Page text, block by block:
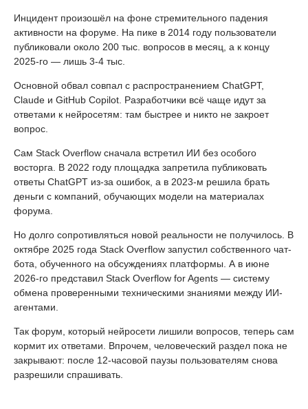
Инцидент произошёл на фоне стремительного падения
активности на форуме. На пике в 2014 году пользователи
публиковали около 200 тыс. вопросов в месяц, а к концу
2025-го — лишь 3-4 тыс.
Основной обвал совпал с распространением ChatGPT,
Claude и GitHub Copilot. Разработчики всё чаще идут за
ответами к нейросетям: там быстрее и никто не закроет
вопрос.
Сам Stack Overflow сначала встретил ИИ без особого
восторга. В 2022 году площадка запретила публиковать
ответы ChatGPT из-за ошибок, а в 2023-м решила брать
деньги с компаний, обучающих модели на материалах
форума.
Но долго сопротивляться новой реальности не получилось. В
октябре 2025 года Stack Overflow запустил собственного чат-
бота, обученного на обсуждениях платформы. А в июне
2026-го представил Stack Overflow for Agents — систему
обмена проверенными техническими знаниями между ИИ-
агентами.
Так форум, который нейросети лишили вопросов, теперь сам
кормит их ответами. Впрочем, человеческий раздел пока не
закрывают: после 12-часовой паузы пользователям снова
разрешили спрашивать.